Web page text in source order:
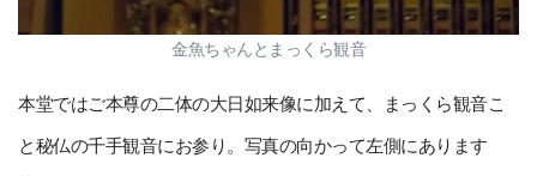
金魚ちゃんとまっくら観音
本堂ではご本尊の二体の大日如来像に加えて、まっくら観音こ
と秘仏の千手観音にお参り。写真の向かって左側にあります